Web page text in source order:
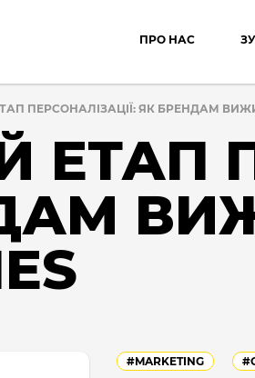
ПРО НАС
ПЕРСОНАЛІЗАЦІЇ: ЯК БРЕНДАМ
ЕТАП
#MARKETING